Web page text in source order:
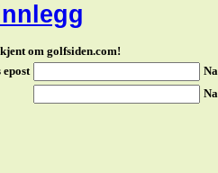
om golfsiden.com!